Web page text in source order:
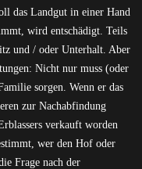
das Landgut in einer Hand
wird entschädigt. Teils
und / oder Unterhalt. Aber
Nicht nur muss (oder
sorgen. Wenn er das
zur Nachabfindung
verkauft worden
wer den Hof oder
Frage nach der